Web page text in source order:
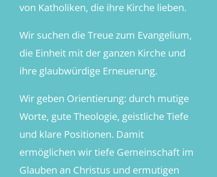
von Katholiken, die ihre Kirche lieben.
Wir suchen die Treue zum Evangelium,
die Einheit mit der ganzen Kirche und
ihre glaubwürdige Erneuerung.
Wir geben Orientierung: durch mutige
Worte, gute Theologie, geistliche Tiefe
und klare Positionen. Damit
ermöglichen wir tiefe Gemeinschaft im
Glauben an Christus und ermutigen